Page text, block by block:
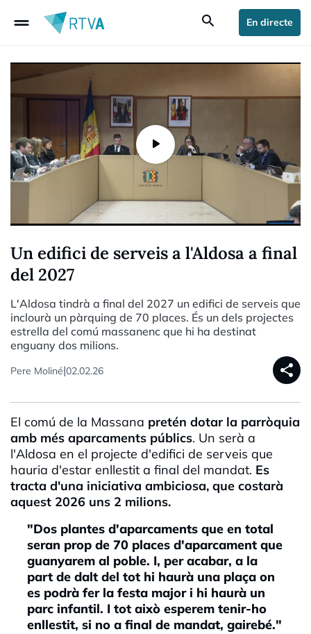
drag_handle search En directe
Un edifici de serveis a l'Aldosa a final
del 2027
L'Aldosa tindrà a final del 2027 un edifici de serveis que
inclourà un pàrquing de 70 places. És un dels projectes
estrella del comú massanenc que hi ha destinat
enguany dos milions.
Pere Moliné|02.02.26 share
El comú de la Massana pretén dotar la parròquia
amb més aparcaments públics. Un serà a
l'Aldosa en el projecte d'edifici de serveis que
hauria d'estar enllestit a final del mandat. Es
tracta d'una iniciativa ambiciosa, que costarà
aquest 2026 uns 2 milions.
"Dos plantes d'aparcaments que en total
seran prop de 70 places d'aparcament que
guanyarem al poble. I, per acabar, a la
part de dalt del tot hi haurà una plaça on
es podrà fer la festa major i hi haurà un
parc infantil. I tot això esperem tenir-ho
enllestit, si no a final de mandat, gairebé."